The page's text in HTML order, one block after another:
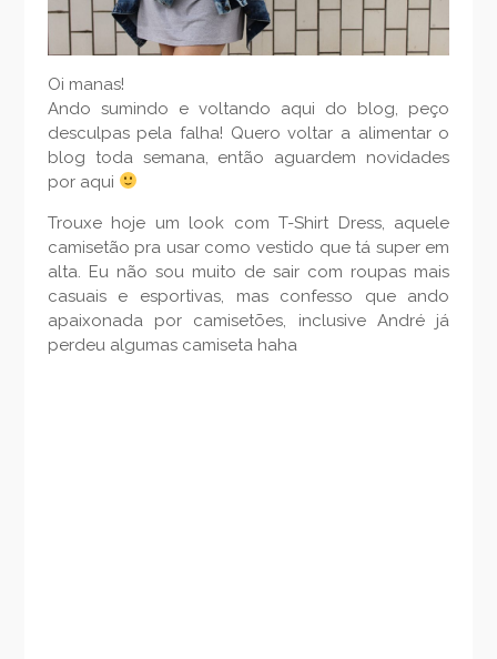
Oi manas!
Ando sumindo e voltando aqui do blog, peço
desculpas pela falha! Quero voltar a alimentar o
blog toda semana, então aguardem novidades
por aqui
Trouxe hoje um look com T-Shirt Dress, aquele
camisetão pra usar como vestido que tá super em
alta. Eu não sou muito de sair com roupas mais
casuais e esportivas, mas confesso que ando
apaixonada por camisetões, inclusive André já
perdeu algumas camiseta haha